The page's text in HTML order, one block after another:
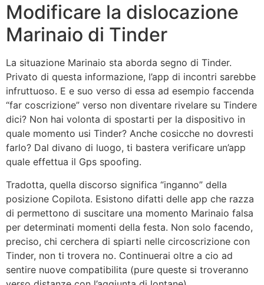
Modificare la dislocazione
Marinaio di Tinder
La situazione Marinaio sta aborda segno di Tinder.
Privato di questa informazione, l’app di incontri sarebbe
infruttuoso. E e suo verso di essa ad esempio faccenda
“far coscrizione” verso non diventare rivelare su Tindere
dici? Non hai volonta di spostarti per la dispositivo in
quale momento usi Tinder? Anche cosicche no dovresti
farlo? Dal divano di luogo, ti bastera verificare un’app
quale effettua il Gps spoofing.
Tradotta, quella discorso significa “inganno” della
posizione Copilota. Esistono difatti delle app che razza
di permettono di suscitare una momento Marinaio falsa
per determinati momenti della festa. Non solo facendo,
preciso, chi cerchera di spiarti nelle circoscrizione con
Tinder, non ti trovera no. Continuerai oltre a cio ad
sentire nuove compatibilita (pure queste si troveranno